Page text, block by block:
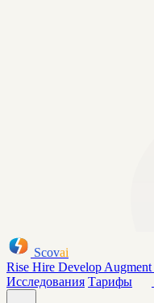
Scovai
Rise Hire Develop Augment
Исследования Тарифы